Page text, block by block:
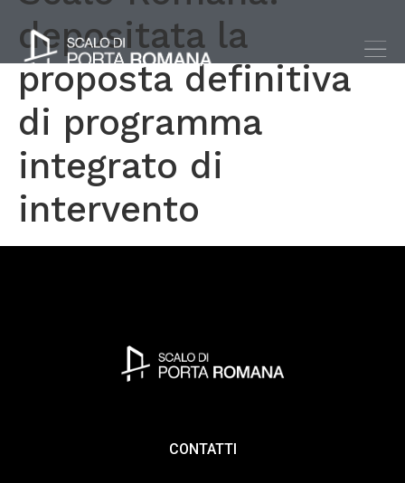
depositata la
proposta definitiva
di programma
integrato di
intervento
CONTATTI